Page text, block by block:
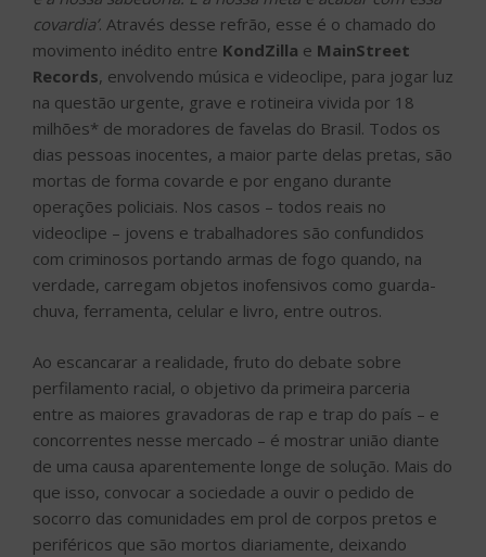
covardia’. Através desse refrão, esse é o chamado do
movimento inédito entre KondZilla e MainStreet
Records, envolvendo música e videoclipe, para jogar luz
na questão urgente, grave e rotineira vivida por 18
milhões* de moradores de favelas do Brasil. Todos os
dias pessoas inocentes, a maior parte delas pretas, são
mortas de forma covarde e por engano durante
operações policiais. Nos casos – todos reais no
videoclipe – jovens e trabalhadores são confundidos
com criminosos portando armas de fogo quando, na
verdade, carregam objetos inofensivos como guarda-
chuva, ferramenta, celular e livro, entre outros.
Ao escancarar a realidade, fruto do debate sobre
perfilamento racial, o objetivo da primeira parceria
entre as maiores gravadoras de rap e trap do país – e
concorrentes nesse mercado – é mostrar união diante
de uma causa aparentemente longe de solução. Mais do
que isso, convocar a sociedade a ouvir o pedido de
socorro das comunidades em prol de corpos pretos e
periféricos que são mortos diariamente, deixando